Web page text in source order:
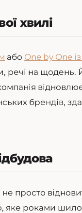
хвилі
або One by One
речі на
брендів,
просто
яке роками